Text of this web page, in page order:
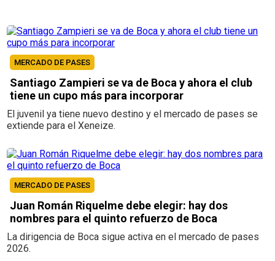
MERCADO DE PASES
Santiago Zampieri se va de Boca y ahora el club
tiene un cupo más para incorporar
El juvenil ya tiene nuevo destino y el mercado de pases se
extiende para el Xeneize.
MERCADO DE PASES
Juan Román Riquelme debe elegir: hay dos
nombres para el quinto refuerzo de Boca
La dirigencia de Boca sigue activa en el mercado de pases
2026.